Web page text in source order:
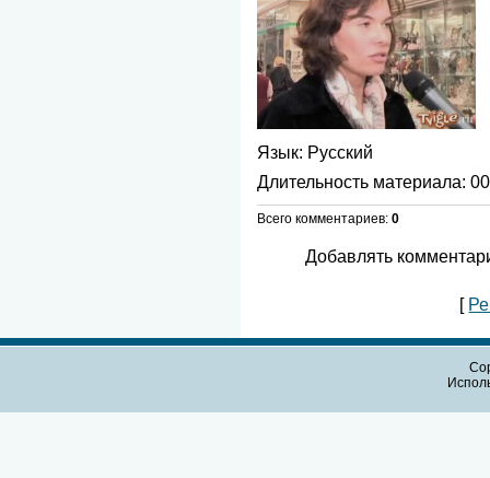
Язык: Русский
Длительность материала:
Всего комментариев: 0
Добавлять
[